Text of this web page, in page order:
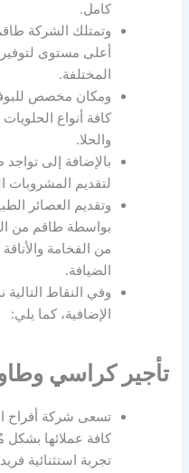
كامل.
وتمتلك الشركة
أعلى مستوى لتوفير
المختلفة.
ومكان مخصص
كافة أنواع
والحلا.
بالإضافة إلى
لتقديم المشروبات
وتقديم العصائر
بواسطة طاقم من
من الفخامة
الضيافة.
وفي النقاط
الإضافية، كما يلي:
تأجير كراسي
تسعى شركة أفراح
كافة عملائها
تجربة استثنائية